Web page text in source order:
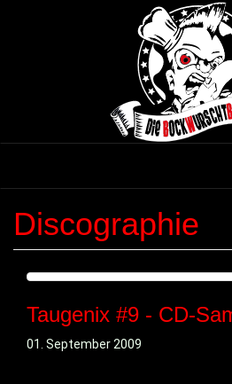
Discographie
Taugenix #9 - CD-
01. September 2009